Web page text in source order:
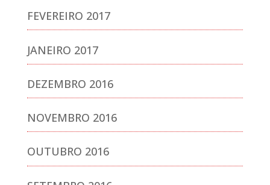
FEVEREIRO 2017
JANEIRO 2017
DEZEMBRO 2016
NOVEMBRO 2016
OUTUBRO 2016